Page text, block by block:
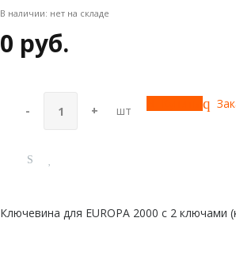
В наличии: нет на складе
0 руб.
- + шт
Ключевина для EUROPA 2000 с 2 ключами